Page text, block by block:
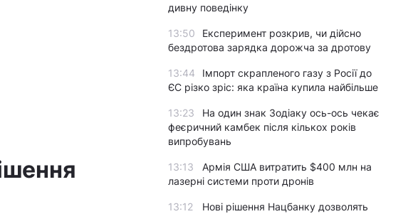
дивну поведінку
13:50
Експеримент розкрив, чи дійсно
бездротова зарядка дорожча за дротову
13:44
Імпорт скрапленого газу з Росії до
ЄС різко зріс: яка країна купила найбільше
13:23
На один знак Зодіаку ось-ось чекає
феєричний камбек після кількох років
випробувань
13:13
Армія США витратить $400 млн на
лазерні системи проти дронів
13:12
Нові рішення Нацбанку дозволять